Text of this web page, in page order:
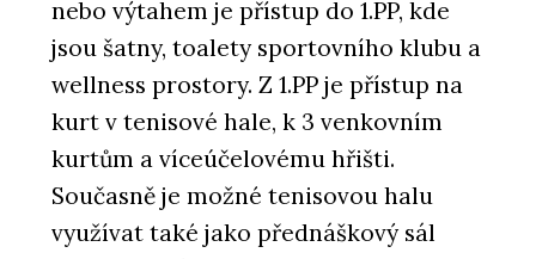
nebo výtahem je přístup do 1.PP, kde
jsou šatny, toalety sportovního klubu a
wellness prostory. Z 1.PP je přístup na
kurt v tenisové hale, k 3 venkovním
kurtům a víceúčelovému hřišti.
Současně je možné tenisovou halu
využívat také jako přednáškový sál